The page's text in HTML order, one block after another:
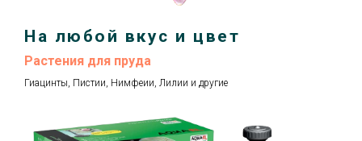
На любой вкус и цвет
Растения для пруда
Гиацинты, Пистии, Нимфеии, Лилии и другие